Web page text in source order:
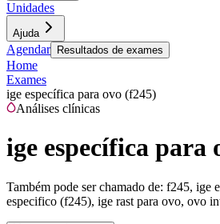
Unidades
Ajuda
Agendar Resultados de exames
Home
Exames
ige específica para ovo (f245)
Análises clínicas
ige específica para
Também pode ser chamado de: f245, ige
especifico (f245), ige rast para ovo, ovo